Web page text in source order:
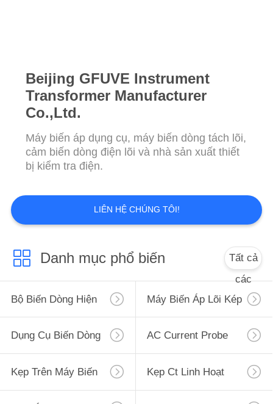
TRANG
WEB
PRIVACY
POLICY
Beijing GFUVE Instrument
Transformer Manufacturer
Co.,Ltd.
Máy biến áp dụng cụ, máy biến dòng tách lõi,
cảm biến dòng điện lõi và nhà sản xuất thiết
bị kiểm tra điện.
LIÊN HỆ CHÚNG TÔI!
Danh mục phổ biến
Tất cả
các
Bộ Biến Dòng Hiện
Tại Số Không
Máy Biến Áp Lõi Kép
Dụng Cụ Biến Dòng
Điện
AC Current Probe
Kẹp Trên Máy Biến Kẹp Ct Linh Hoạt